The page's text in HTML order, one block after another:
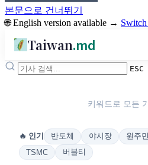
본문으로 건너뛰기
🌐 English version available →
Taiwan.md
ESC
키워드로 모든
🔥 인기 반도체 야시장 원주
TSMC
버블티